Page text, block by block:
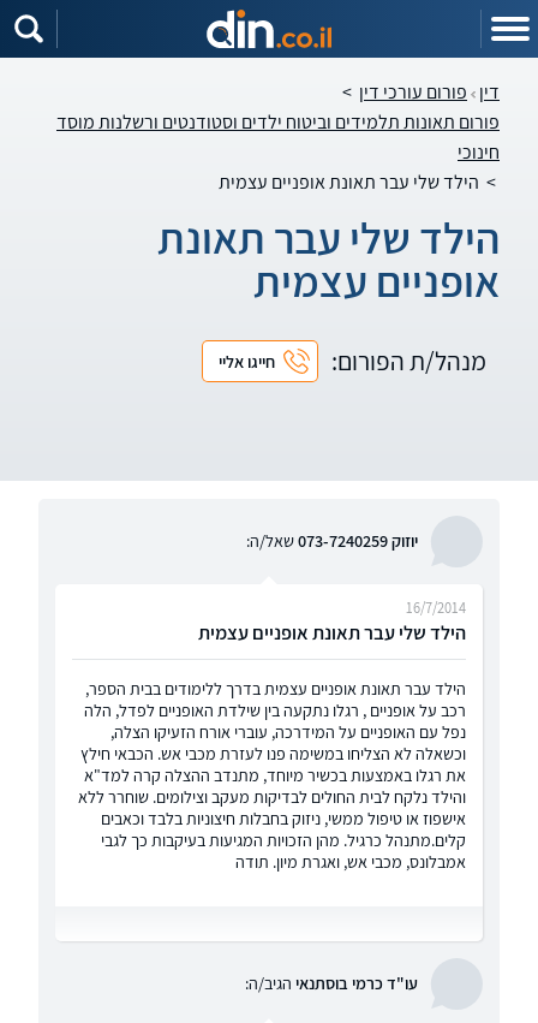
דין פורום עורכי דין >
פורום תאונות תלמידים וביטוח ילדים וסטודנטים ורשלנות מוסד
חינוכי
> הילד שלי עבר תאונת אופניים עצמית
הילד שלי עבר תאונת
אופניים עצמית
מנהל/ת הפורום: חייגו אליי
יוזוק 073-7240259 שאל/ה:
הילד שלי עבר תאונת אופניים עצמית
16/7/2014
הילד עבר תאונת אופניים עצמית בדרך ללימודים בבית הספר,
רכב על אופניים , רגלו נתקעה בין שילדת האופניים לפדל, הלה
נפל עם האופניים על המידרכה, עוברי אורח הזעיקו הצלה,
וכשאלה לא הצליחו במשימה פנו לעזרת מכבי אש. הכבאי חילץ
את רגלו באמצעות בכשיר מיוחד, מתנדב ההצלה קרה למד"א
והילד נלקח לבית החולים לבדיקות מעקב וצילומים. שוחרר ללא
אישפוז או טיפול ממשי, ניזוק בחבלות חיצוניות בלבד וכאבים
קלים.מתנהל כרגיל. מהן הזכויות המגיעות בעיקבות כך לגבי
אמבלונס, מכבי אש, ואגרת מיון. תודה
עו"ד כרמי בוסתנאי הגיב/ה: